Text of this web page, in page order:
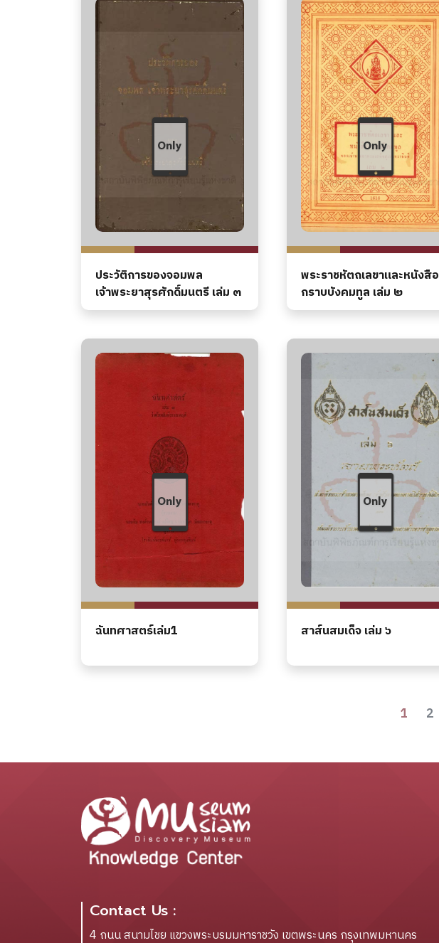
ประวัติการของจอมพล
เจ้าพระยาสุรศักดิ์มนตรี เล่ม ๓
พระราชหัตถเลขาและหนังสือ
กราบบังคมทูล เล่ม ๒
ฉันทศาสตร์เล่ม1 สาส์นสมเด็จ เล่ม ๖
1 2
Contact Us :
4 ถนน สนามไชย แขวงพระบรมมหาราชวัง เขตพระนคร กรุงเทพมหานคร